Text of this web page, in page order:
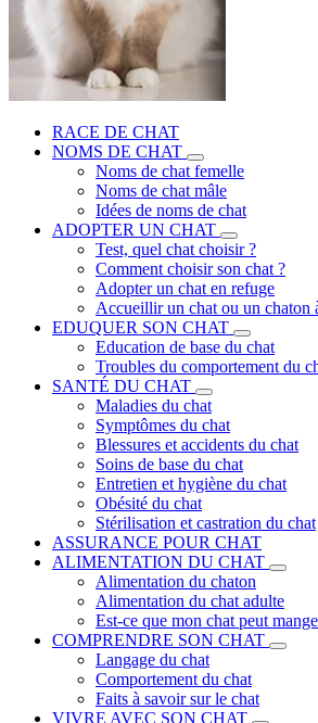
RACE DE CHAT
NOMS DE CHAT
Noms de chat femelle
Noms de chat mâle
Idées de noms de chat
ADOPTER UN CHAT
Test, quel chat choisir ?
Comment choisir son chat ?
Adopter un chat en refuge
Accueillir un chat ou un chaton
EDUQUER SON CHAT
Education de base du chat
Troubles du comportement du
SANTÉ DU CHAT
Maladies du chat
Symptômes du chat
Blessures et accidents du chat
Soins de base du chat
Entretien et hygiène du chat
Obésité du chat
Stérilisation et castration du chat
ASSURANCE POUR CHAT
ALIMENTATION DU CHAT
Alimentation du chaton
Alimentation du chat adulte
Est-ce que mon chat peut
COMPRENDRE SON CHAT
Langage du chat
Comportement du chat
Faits à savoir sur le chat
VIVRE AVEC SON CHAT